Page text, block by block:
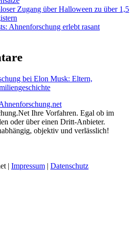
Zugang über Halloween zu über 1,5
Ahnenforschung erlebt rasant
bei Elon Musk: Eltern,
Ihre Vorfahren. Egal ob im
oder über einen Dritt-Anbieter.
objektiv und verlässlich!
| Impressum | Datenschutz